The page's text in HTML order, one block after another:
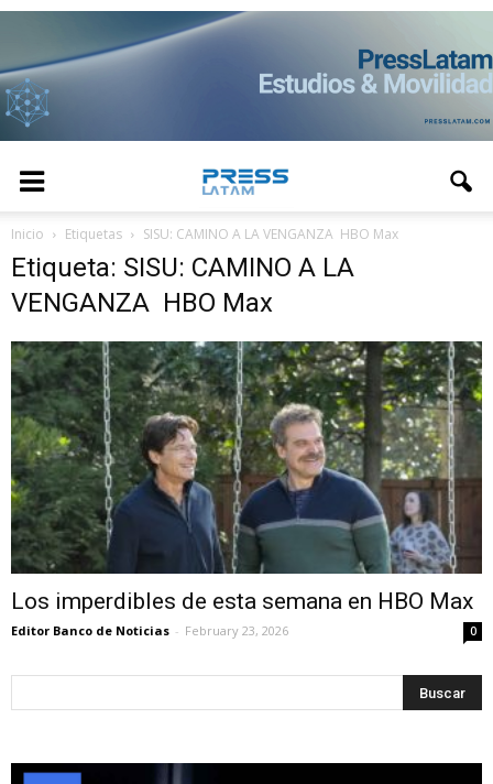
Inicio Etiquetas SISU: CAMINO A LA VENGANZA HBO Max
Etiqueta: SISU: CAMINO A LA
VENGANZA HBO Max
Los imperdibles de esta semana en HBO Max
Editor Banco de Noticias - February 23, 2026 0